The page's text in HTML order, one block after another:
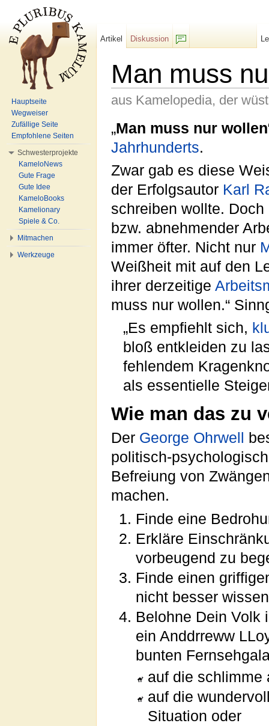
Man muss
aus Kamelopedia, der
„Man muss nur wollen
Jahrhunderts.
Zwar gab es diese
der Erfolgsautor Karl
schreiben wollte.
bzw. abnehmender
immer öfter. Nicht nur
Weißheit mit auf den
ihrer derzeitige
muss nur wollen.“
„Es empfiehlt sich,
bloß entkleiden zu
fehlendem
als essentielle
Wie man das zu
Der George Ohrwell
politisch-
Befreiung von
machen.
Finde eine
Erkläre
vorbeugend zu
Finde einen
nicht besser
Belohne Dein Volk
ein Anddrreww
bunten
auf die schlimme
auf die
Situation oder
Artikel
Diskussion
Hauptseite
Wegweiser
Zufällige Seite
Empfohlene Seiten
Schwesterprojekte
KameloNews
Gute Frage
Gute Idee
KameloBooks
Kamelionary
Spiele & Co.
Mitmachen
Werkzeuge